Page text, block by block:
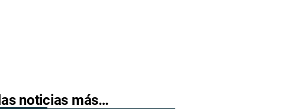
las noticias más…